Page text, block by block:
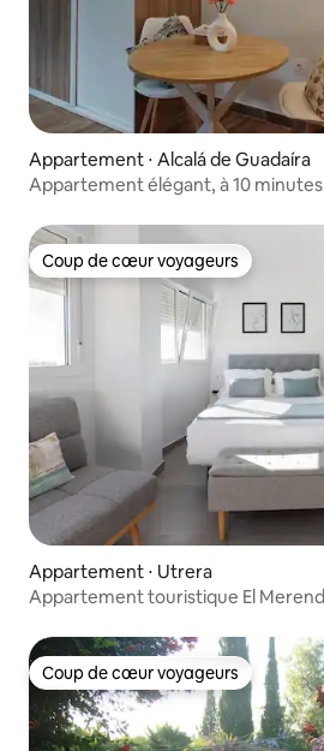
Appartement ⋅ Alcalá de Guadaíra
Appartement élégant, à 10 minutes
Coup de cœur voyageurs
Coup de cœur voyageurs
Appartement ⋅ Utrera
Appartement touristique El
Coup de cœur voyageurs
Coup de cœur voyageurs